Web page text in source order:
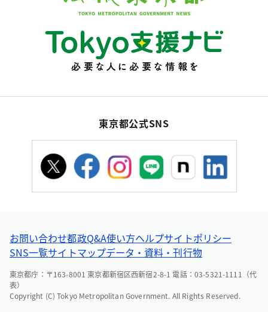
東京都公式SNS
お問い合わせ都政Q&A使い方ヘルプサイトポリシー
SNS一覧サイトマップデータ・資料・刊行物
東京都庁：〒163-8001 東京都新宿区西新宿2-8-1 電話：03-5321-1111（代
表）
Copyright (C) Tokyo Metropolitan Government. All Rights Reserved.